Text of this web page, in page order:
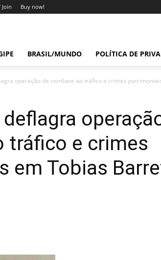
Buy now!
BRASIL/MUNDO POLÍTICA DE
operação de combate ao tráfico e crimes
tráfico e crimes
em Tobias